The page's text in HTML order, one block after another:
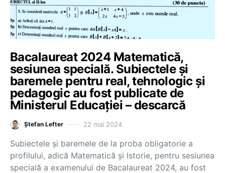
Bacalaureat 2024 Matematică,
sesiunea specială. Subiectele și
baremele pentru real, tehnologic și
pedagogic au fost publicate de
Ministerul Educației – descarcă
Ștefan Lefter 22 mai 2024
Subiectele și baremele de la proba obligatorie a
profilului, adică Matematică și Istorie, pentru sesiunea
specială a examenului de Bacalaureat 2024, au fost